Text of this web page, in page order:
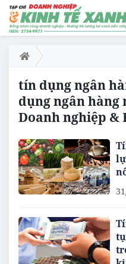
tín dụng ngân
dụng ngân hàng
Doanh nghiệp &